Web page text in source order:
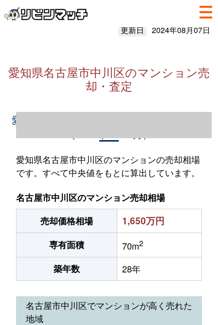
更新日 2024年08月07日
愛知県名古屋市中川区のマンション売
却・査定
愛知県名古屋市中川区のマンション売却情報
愛知県名古屋市中川区のマンションの売却相場
です。すべて中央値をもとに算出しています。
名古屋市中川区のマンション売却相場
売却価格相場
1,650万円
専有面積 70m2
築年数 28年
名古屋市中川区でマンションが高く売れた
地域